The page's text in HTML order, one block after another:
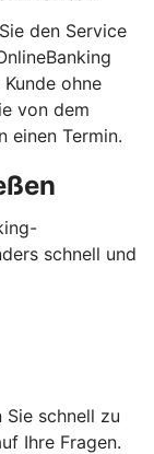
den Service
ohne
von dem
einen Termin.
schnell und
schnell zu
Ihre Fragen.